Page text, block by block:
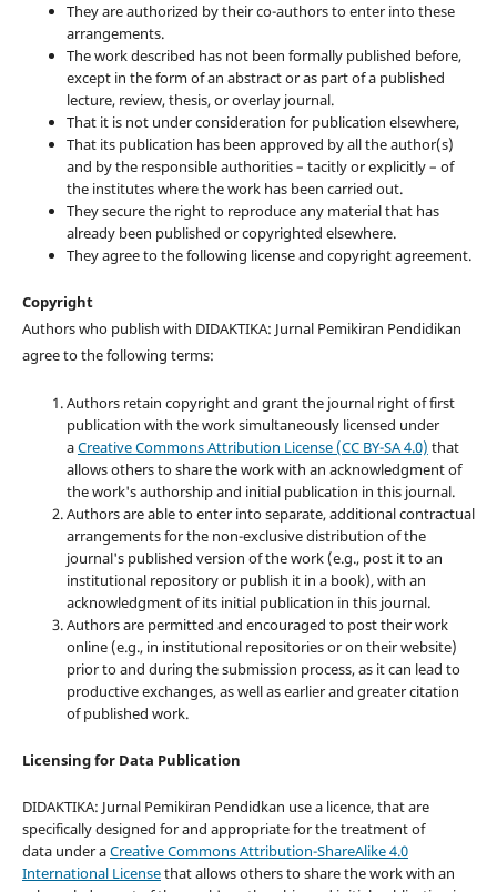
They are authorized by their co-authors to enter into these
arrangements.
The work described has not been formally published before,
except in the form of an abstract or as part of a published
lecture, review, thesis, or overlay journal.
That it is not under consideration for publication elsewhere,
That its publication has been approved by all the author(s)
and by the responsible authorities – tacitly or explicitly – of
the institutes where the work has been carried out.
They secure the right to reproduce any material that has
already been published or copyrighted elsewhere.
They agree to the following license and copyright agreement.
Copyright
Authors who publish with DIDAKTIKA: Jurnal Pemikiran Pendidikan
agree to the following terms:
Authors retain copyright and grant the journal right of first
publication with the work simultaneously licensed under
aCreative Commons Attribution License (CC BY-SA 4.0) that
allows others to share the work with an acknowledgment of
the work's authorship and initial publication in this journal.
Authors are able to enter into separate, additional contractual
arrangements for the non-exclusive distribution of the
journal's published version of the work (e.g., post it to an
institutional repository or publish it in a book), with an
acknowledgment of its initial publication in this journal.
Authors are permitted and encouraged to post their work
online (e.g., in institutional repositories or on their website)
prior to and during the submission process, as it can lead to
productive exchanges, as well as earlier and greater citation
of published work.
Licensing for Data Publication
DIDAKTIKA: Jurnal Pemikiran Pendidkan use a licence, that are
specifically designed for and appropriate for the treatment of
data under aCreative Commons Attribution-ShareAlike 4.0
International Licensethat allows others to share the work with an